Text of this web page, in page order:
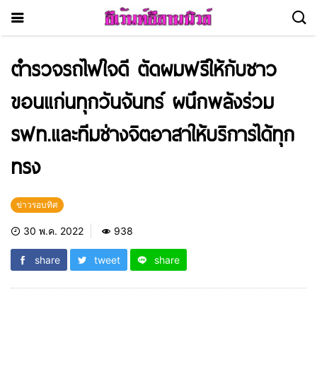
ตำรวจรถไฟใจดี ตัดผมฟรีให้กับชาว
ขอนแก่นทุกวันจันทร์ ผนึกพลังร่วม
รฟท.และทีมช่างจิตอาสาให้บริการได้ทุก
ทรง
ข่าวรอบทิศ
30 พ.ค. 2022 938
share tweet share